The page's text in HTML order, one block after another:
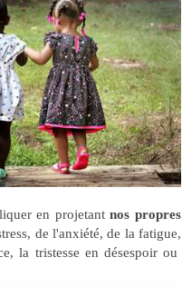
en projetantnos propres
de l'anxiété, de la fatigue,
la tristesse en désespoir ou